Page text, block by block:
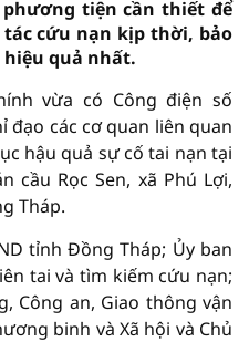
tiện cần thiết để
cứu nạn kịp thời, bảo
quả nhất.
vừa có Công điện số
đạo các cơ quan liên quan
hậu quả sự cố tai nạn tại
cầu Rọc Sen, xã Phú Lợi,
Tháp.
tỉnh Đồng Tháp; Ủy ban
tai và tìm kiếm cứu nạn;
Công an, Giao thông vận
binh và Xã hội và Chủ